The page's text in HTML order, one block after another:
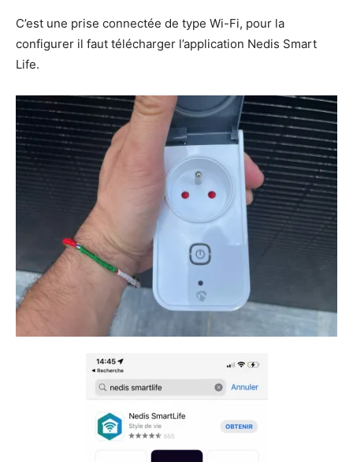
C’est une prise connectée de type Wi-Fi, pour la
configurer il faut télécharger l’application Nedis Smart
Life.